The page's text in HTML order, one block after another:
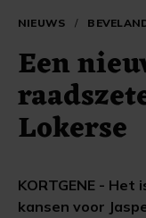
NIEUWS /
Een
Lokerse
KORTGENE -
kansen voor